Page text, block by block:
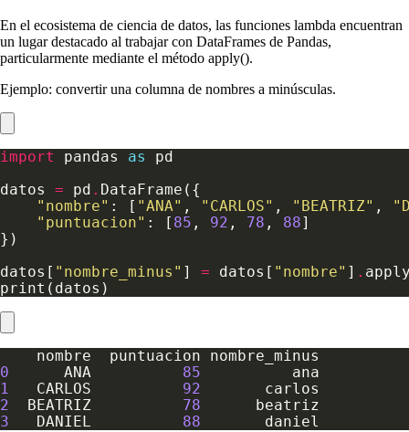
En el ecosistema de ciencia de datos, las funciones lambda encuentran
un lugar destacado al trabajar con DataFrames de Pandas,
particularmente mediante el método apply().
Ejemplo: convertir una columna de nombres a minúsculas.
import pandas as
datos = pd .
"nombre" : [ "ANA" , "CARLOS" , "BEATRIZ" ,
"puntuacion" : [ 85 , 92 , 78 , 88
datos[ "nombre_minus" ] = datos[ "nombre" ] .
0
      ANA
85
1
   CARLOS
92
2
  BEATRIZ
78
3
   DANIEL
88